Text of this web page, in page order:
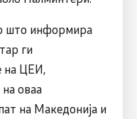
што информира
ги
на ЦЕИ,
оваа
на Македонија и